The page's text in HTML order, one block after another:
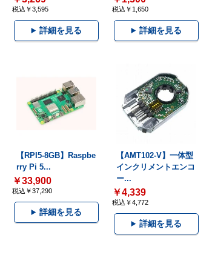
税込￥3,595
詳細を見る
税込￥1,650
詳細を見る
【RPI5-8GB】Raspbe
rry Pi 5...
￥33,900
税込￥37,290
詳細を見る
【AMT102-V】一体型
インクリメントエンコ
ー...
￥4,339
税込￥4,772
詳細を見る